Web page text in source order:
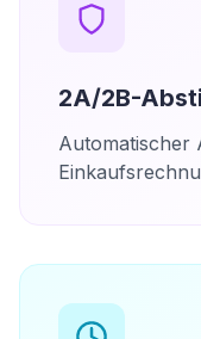
2A/2B-
Automatischer